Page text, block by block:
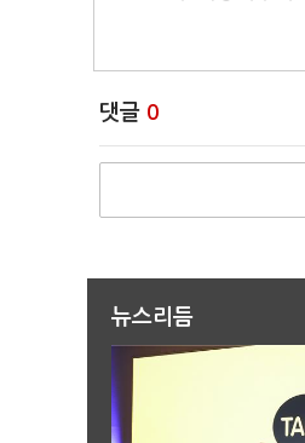
댓글 0
뉴스리듬